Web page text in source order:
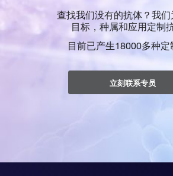
查找我们没有的抗体？我们
目标，种属和应用定制抗
目前已产生18000多种定
立刻联系专员